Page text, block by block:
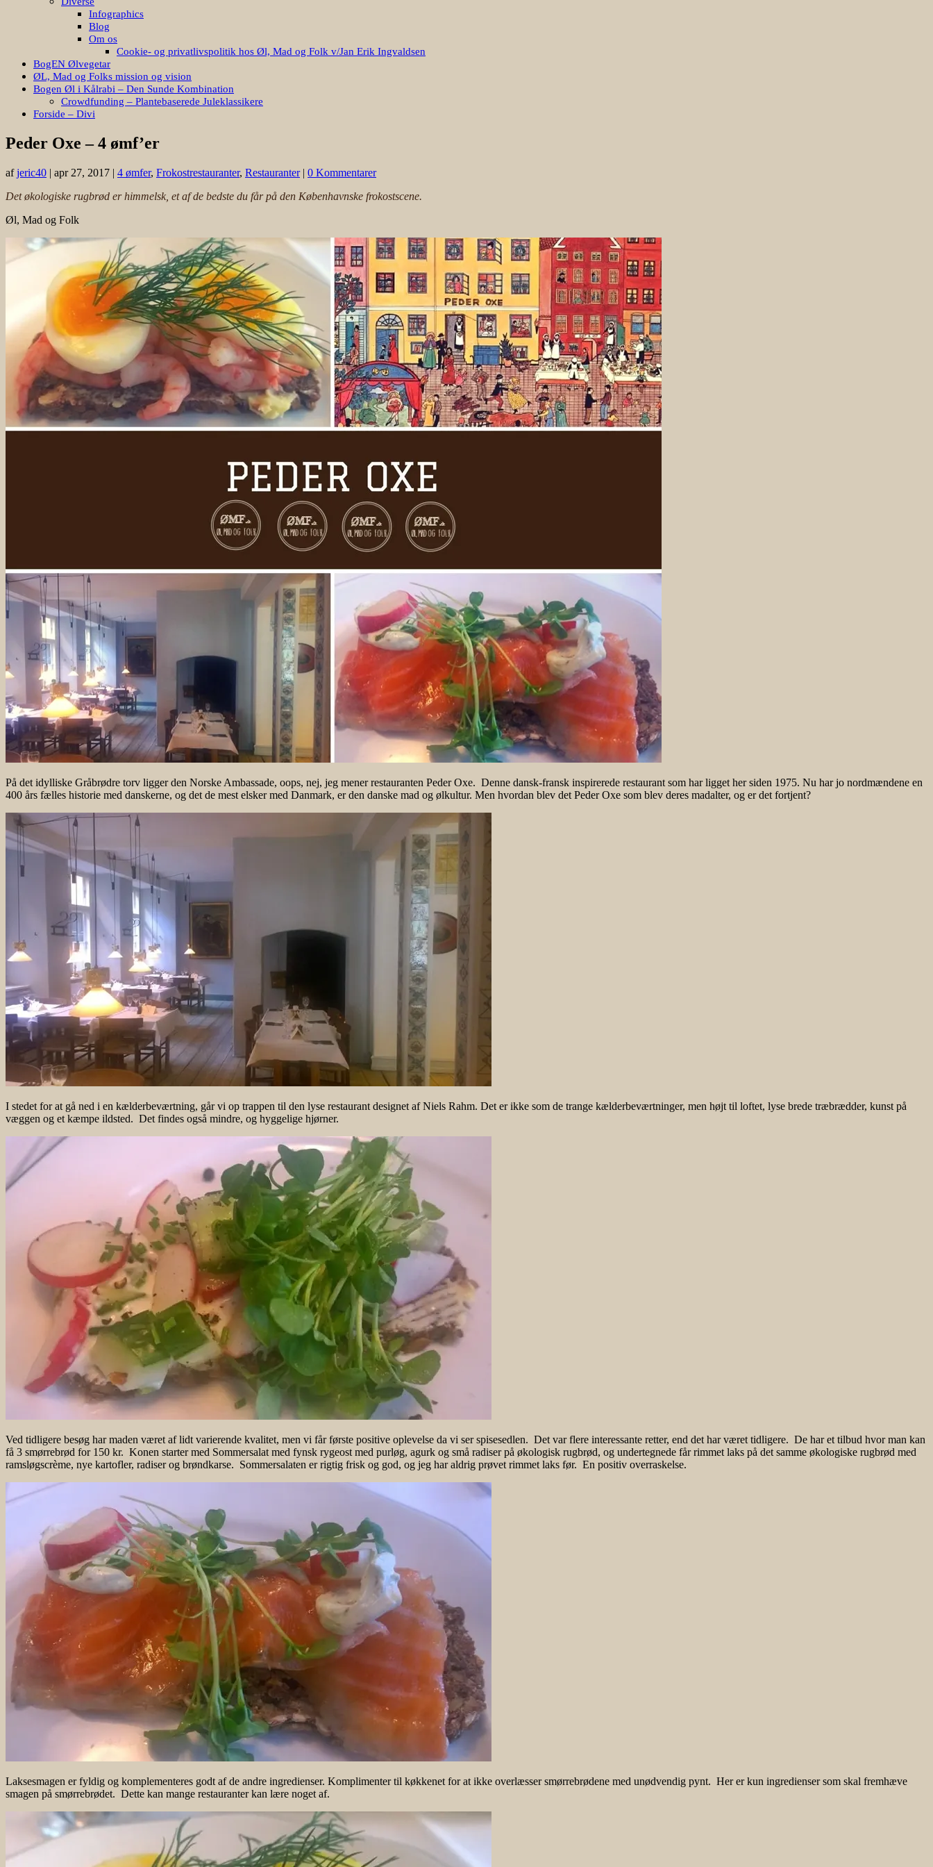
Infographics
Blog
Om os
Cookie- og privatlivspolitik hos Øl, Mad og Folk v/Jan Erik Ingvaldsen
BogEN Ølvegetar
ØL, Mad og Folks mission og vision
Bogen Øl i Kålrabi – Den Sunde Kombination
Crowdfunding – Plantebaserede Juleklassikere
Forside – Divi
Peder Oxe – 4 ømf’er
afjeric40 | apr 27, 2017 | 4 ømfer, Frokostrestauranter, Restauranter| 0 Kommentarer
Det økologiske rugbrød er himmelsk, et af de bedste du får på den Københavnske frokostscene.
Øl, Mad og Folk
På det idylliske Gråbrødre torv ligger den Norske Ambassade, oops, nej, jeg mener restauranten Peder Oxe. Denne dansk-fransk inspirerede restaurant som har ligget her siden 1975. Nu har jo nordmændene en
400 års fælles historie med danskerne, og det de mest elsker med Danmark, er den danske mad og ølkultur. Men hvordan blev det Peder Oxe som blev deres madalter, og er det fortjent?
I stedet for at gå ned i en kælderbeværtning, går vi op trappen til den lyse restaurant designet af Niels Rahm. Det er ikke som de trange kælderbeværtninger, men højt til loftet, lyse brede træbrædder, kunst på
væggen og et kæmpe ildsted. Det findes også mindre, og hyggelige hjørner.
Ved tidligere besøg har maden været af lidt varierende kvalitet, men vi får første positive oplevelse da vi ser spisesedlen. Det var flere interessante retter, end det har været tidligere. De har et tilbud hvor man kan
få 3 smørrebrød for 150 kr. Konen starter med Sommersalat med fynsk rygeost med purløg, agurk og små radiser på økologisk rugbrød, og undertegnede får rimmet laks på det samme økologiske rugbrød med
ramsløgscrème, nye kartofler, radiser og brøndkarse. Sommersalaten er rigtig frisk og god, og jeg har aldrig prøvet rimmet laks før. En positiv overraskelse.
Laksesmagen er fyldig og komplementeres godt af de andre ingredienser. Komplimenter til køkkenet for at ikke overlæsser smørrebrødene med unødvendig pynt. Her er kun ingredienser som skal fremhæve
smagen på smørrebrødet. Dette kan mange restauranter kan lære noget af.